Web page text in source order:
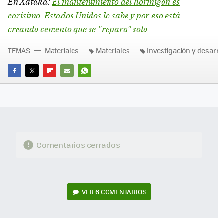
carísimo. Estados Unidos lo sabe y por eso está
creando cemento que se "repara" solo
FACEBOOK
TWITTERFLIPBOARD
E-
WHATSAPP
TEMAS Materiales Materiales Investigación y
Comentarios cerrados
VER6 COMENTARIOS